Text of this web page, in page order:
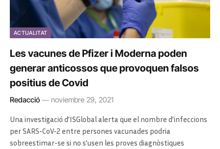
ACTUALITAT
Les vacunes de Pfizer i Moderna poden
generar anticossos que provoquen falsos
positius de Covid
Redacció noviembre 29, 2021
Una investigació d’ISGlobal alerta que el nombre d’infeccions
per SARS-CoV-2 entre persones vacunades podria
sobreestimar-se si no s’usen les proves diagnòstiques